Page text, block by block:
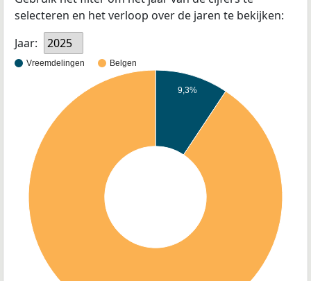
selecteren en het verloop over de jaren te bekijken:
Jaar:
2025
Vreemdelingen Belgen
9,3%